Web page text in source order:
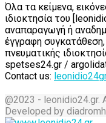
Όλα τα κείμενα,
ιδιοκτησία του
αναπαραγωγή ή
έγγραφη
πνευματικής
spetses24.gr /
Contact us:
@2023 - leonidio24.gr.
Developed by